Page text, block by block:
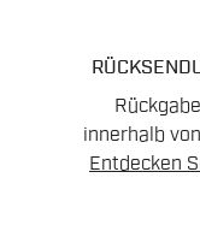
innerhalb
Entdecken